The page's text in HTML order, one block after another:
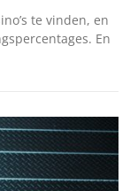
te vinden, en
En